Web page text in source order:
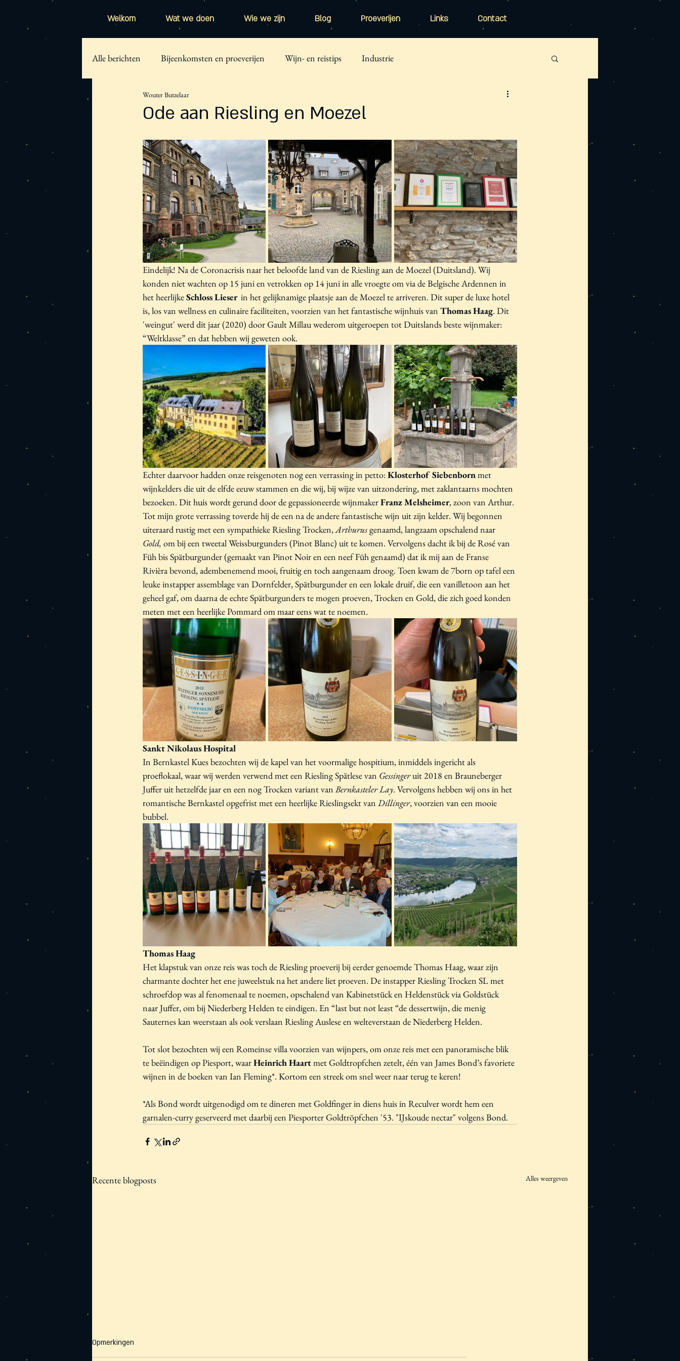
Welkom Wat we doen Wie we zijn Blog Proeverijen Links Contact
Alle berichten Bijeenkomsten en proeverijen Wijn- en reistips Industrie
Ode aan Riesling en Moezel
Wouter Butzelaar
Eindelijk! Na de Coronacrisis naar het beloofde land van de Riesling aan de Moezel (Duitsland). Wij
konden niet wachten op 15 juni en vetrokken op 14 juni in alle vroegte om via de Belgische Ardennen in
het heerlijke Schloss Lieser in het gelijknamige plaatsje aan de Moezel te arriveren. Dit super de luxe hotel
is, los van wellness en culinaire faciliteiten, voorzien van het fantastische wijnhuis van Thomas Haag. Dit
'weingut' werd dit jaar (2020) door Gault Millau wederom uitgeroepen tot Duitslands beste wijnmaker:
“Weltklasse” en dat hebben wij geweten ook.
Echter daarvoor hadden onze reisgenoten nog een verrassing in petto: Klosterhof Siebenborn met
wijnkelders die uit de elfde eeuw stammen en die wij, bij wijze van uitzondering, met zaklantaarns mochten
bezoeken. Dit huis wordt gerund door de gepassioneerde wijnmaker Franz Melsheimer, zoon van Arthur.
Tot mijn grote verrassing toverde hij de een na de andere fantastische wijn uit zijn kelder. Wij begonnen
uiteraard rustig met een sympathieke Riesling Trocken, Arthurus genaamd, langzaam opschalend naar
Gold, om bij een tweetal Weissburgunders (Pinot Blanc) uit te komen. Vervolgens dacht ik bij de Rosé van
Füh bis Spätburgunder (gemaakt van Pinot Noir en een neef Füh genaamd) dat ik mij aan de Franse
Rivièra bevond, adembenemend mooi, fruitig en toch aangenaam droog. Toen kwam de 7born op tafel een
leuke instapper assemblage van Dornfelder, Spätburgunder en een lokale druif, die een vanilletoon aan het
geheel gaf, om daarna de echte Spätburgunders te mogen proeven, Trocken en Gold, die zich goed konden
meten met een heerlijke Pommard om maar eens wat te noemen.
Sankt Nikolaus Hospital
In Bernkastel Kues bezochten wij de kapel van het voormalige hospitium, inmiddels ingericht als
proeflokaal, waar wij werden verwend met een Riesling Spätlese van Gessinger uit 2018 en Brauneberger
Juffer uit hetzelfde jaar en een nog Trocken variant van Bernkasteler Lay. Vervolgens hebben wij ons in het
romantische Bernkastel opgefrist met een heerlijke Rieslingsekt van Dillinger, voorzien van een mooie
bubbel.
Thomas Haag
Het klapstuk van onze reis was toch de Riesling proeverij bij eerder genoemde Thomas Haag, waar zijn
charmante dochter het ene juweelstuk na het andere liet proeven. De instapper Riesling Trocken SL met
schroefdop was al fenomenaal te noemen, opschalend van Kabinetstück en Heldenstück via Goldstück
naar Juffer, om bij Niederberg Helden te eindigen. En “last but not least “de dessertwijn, die menig
Sauternes kan weerstaan als ook verslaan Riesling Auslese en welteverstaan de Niederberg Helden.
Tot slot bezochten wij een Romeinse villa voorzien van wijnpers, om onze reis met een panoramische blik
te beëindigen op Piesport, waar Heinrich Haart met Goldtropfchen zetelt, één van James Bond’s favoriete
wijnen in de boeken van Ian Fleming*. Kortom een streek om snel weer naar terug te keren!
*Als Bond wordt uitgenodigd om te dineren met Goldfinger in diens huis in Reculver wordt hem een
garnalen-curry geserveerd met daarbij een Piesporter Goldtröpfchen '53. "IJskoude nectar" volgens Bond.
Recente blogposts Alles weergeven
Opmerkingen